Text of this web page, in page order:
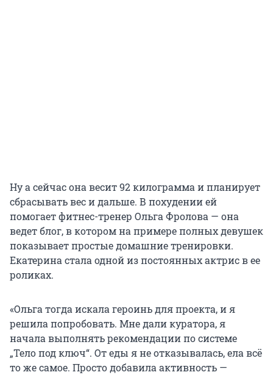
Ну а сейчас она весит 92 килограмма и планирует
сбрасывать вес и дальше. В похудении ей
помогает фитнес-тренер Ольга Фролова — она
ведет блог, в котором на примере полных девушек
показывает простые домашние тренировки.
Екатерина стала одной из постоянных актрис в ее
роликах.
«Ольга тогда искала героинь для проекта, и я
решила попробовать. Мне дали куратора, я
начала выполнять рекомендации по системе
„Тело под ключ“. От еды я не отказывалась, ела всё
то же самое. Просто добавила активность —